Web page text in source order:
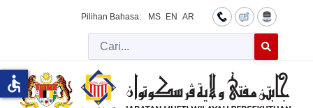
Pilihan Bahasa: MS EN AR
Cari
accessible